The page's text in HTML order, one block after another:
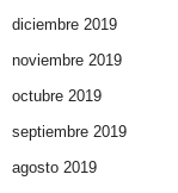
diciembre 2019
noviembre 2019
octubre 2019
septiembre 2019
agosto 2019